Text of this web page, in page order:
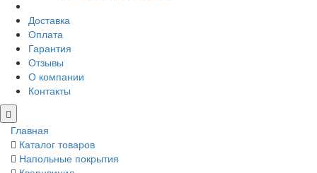
Доставка
Оплата
Гарантия
Отзывы
О компании
Контакты
Главная
Каталог товаров
Напольные покрытия